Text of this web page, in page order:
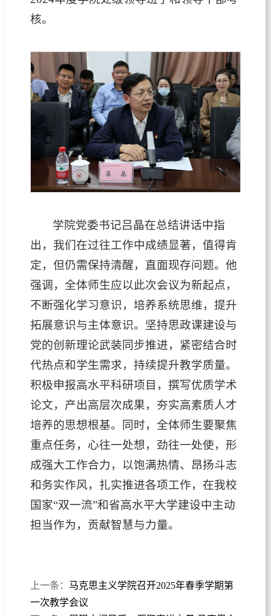
核。
学院党委书记吕晶在总结讲话中指
出，我们在过往工作中成绩显著，值得肯
定，但仍需保持清醒，直面现存问题。他
强调，全体师生应以此次会议为新起点，
不断强化学习意识，培养系统思维，提升
拓展意识与主体意识。坚持思政课建设与
党的创新理论武装同步推进，紧密结合时
代热点和学生需求，持续提升教学质量。
积极申报高水平科研项目，撰写优质学术
论文，产出高层次成果，夯实高素质人才
培养的思想根基。同时，全体师生要聚焦
重点任务，心往一处想，劲往一处使，形
成强大工作合力，以饱满热情、昂扬斗志
和务实作风，扎实推进各项工作，在我校
国家“双一流”和省高水平大学建设中主动
担当作为，贡献智慧与力量。
上一条： 马克思主义学院召开2025年春季学期第
一次教学会议